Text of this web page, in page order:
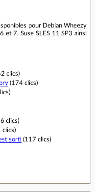
pour Debian Wheezy
et 7, Suse SLES 11 SP3 ainsi
clics)
(174 clics)
clics)
clics)
sorti (117 clics)